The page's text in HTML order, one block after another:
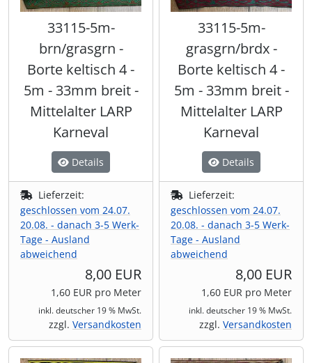
33115-5m-
brn/grasgrn -
Borte keltisch 4 -
5m - 33mm breit -
Mittelalter LARP
Karneval
Details
Lieferzeit:
geschlossen vom 24.07.
20.08. - danach 3-5 Werk-
Tage - Ausland
abweichend
8,00 EUR
1,60 EUR pro Meter
inkl. deutscher 19 % MwSt.
zzgl. Versandkosten
33115-5m-
grasgrn/brdx -
Borte keltisch 4 -
5m - 33mm breit -
Mittelalter LARP
Karneval
Details
Lieferzeit:
geschlossen vom 24.07.
20.08. - danach 3-5 Werk-
Tage - Ausland
abweichend
8,00 EUR
1,60 EUR pro Meter
inkl. deutscher 19 % MwSt.
zzgl. Versandkosten